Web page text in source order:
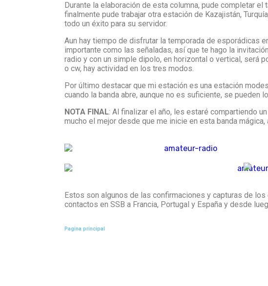
Durante la elaboración de esta columna, pude completar
finalmente pude trabajar otra estación de Kazajistán,
todo un éxito para su servidor.
Aun hay tiempo de disfrutar la temporada de esporádicas
importante como las señaladas, así que te hago la
radio y con un simple dipolo, en horizontal o vertical, será
o cw, hay actividad en los tres modos.
Por último destacar que mi estación es una estación
cuando la banda abre, aunque no es suficiente, se pueden
NOTA FINAL: Al finalizar el año, les estaré compartiendo
mucho el mejor desde que me inicie en esta banda
Estos son algunos de las confirmaciones y capturas de
contactos en SSB a Francia, Portugal y España y desde
Pagina principal